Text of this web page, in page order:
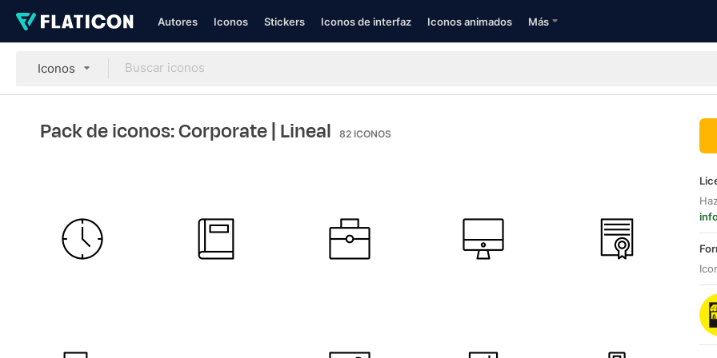
Autores Iconos Stickers Iconos de interfaz Iconos animados Más
Iconos
Pack de iconos: Corporate| Lineal 82 ICONOS